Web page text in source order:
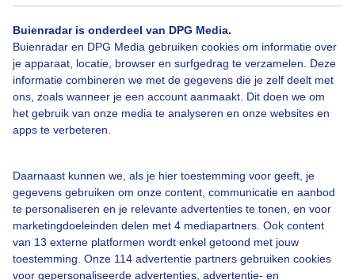
Buienradar is onderdeel van DPG Media.
Buienradar en DPG Media gebruiken cookies om informatie over
je apparaat, locatie, browser en surfgedrag te verzamelen. Deze
informatie combineren we met de gegevens die je zelf deelt met
ons, zoals wanneer je een account aanmaakt. Dit doen we om
het gebruik van onze media te analyseren en onze websites en
apps te verbeteren.
Daarnaast kunnen we, als je hier toestemming voor geeft, je
gegevens gebruiken om onze content, communicatie en aanbod
te personaliseren en je relevante advertenties te tonen, en voor
marketingdoeleinden delen met 4 mediapartners. Ook content
van 13 externe platformen wordt enkel getoond met jouw
toestemming. Onze 114 advertentie partners gebruiken cookies
voor gepersonaliseerde advertenties, advertentie- en
Bedrijfsgegevens
Veelgestelde vragen
Contact
Toegankelijkheid
Buienradar Team
Privacy beleid
Cookie beleid
Privacy instellingen